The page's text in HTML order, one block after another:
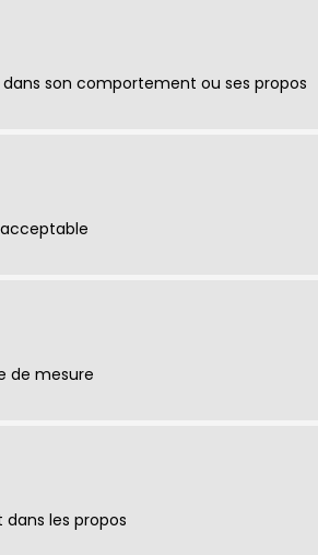
son comportement ou ses propos
de mesure
les propos